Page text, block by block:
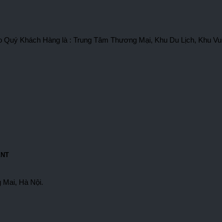
Khách Hàng là : Trung Tâm Thương Mại, Khu Du Lịch, Khu
Mai, Hà Nội.